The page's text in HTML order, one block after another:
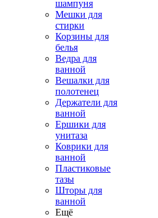
шампуня
Мешки для
стирки
Корзины для
белья
Ведра для
ванной
Вешалки для
полотенец
Держатели для
ванной
Ершики для
унитаза
Коврики для
ванной
Пластиковые
тазы
Шторы для
ванной
Ещё